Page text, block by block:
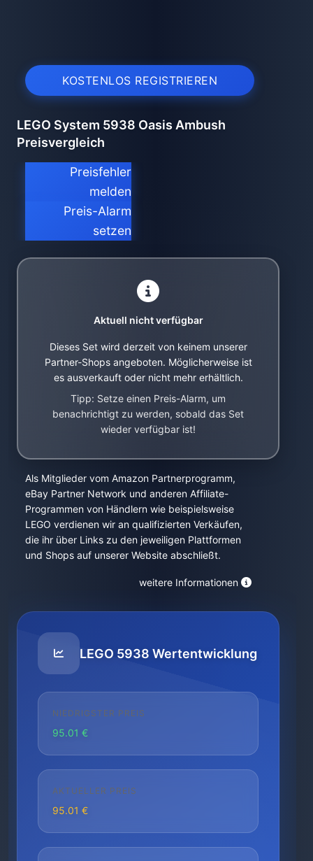
KOSTENLOS REGISTRIEREN
LEGO System 5938 Oasis Ambush
Preisvergleich
Preisfehler
melden
Preis-Alarm
setzen
Aktuell nicht verfügbar
Dieses Set wird derzeit von keinem unserer
Partner-Shops angeboten. Möglicherweise ist
es ausverkauft oder nicht mehr erhältlich.
Tipp: Setze einen Preis-Alarm, um
benachrichtigt zu werden, sobald das Set
wieder verfügbar ist!
Als Mitglieder vom Amazon Partnerprogramm,
eBay Partner Network und anderen Affiliate-
Programmen von Händlern wie beispielsweise
LEGO verdienen wir an qualifizierten Verkäufen,
die ihr über Links zu den jeweiligen Plattformen
und Shops auf unserer Website abschließt.
weitere Informationen
LEGO 5938 Wertentwicklung
NIEDRIGSTER PREIS
95.01 €
AKTUELLER PREIS
95.01 €